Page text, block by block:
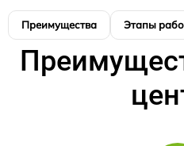
Преимущества Этапы